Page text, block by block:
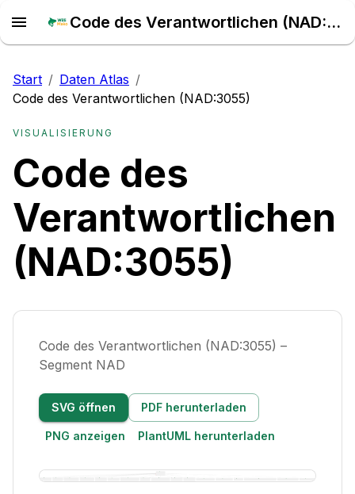
Code des Verantwortlichen (NAD:3055) – Daten Atlas
Start / Daten Atlas /
Code des Verantwortlichen (NAD:3055)
VISUALISIERUNG
Code des
Verantwortlichen
(NAD:3055)
Code des Verantwortlichen (NAD:3055) –
Segment NAD
SVG öffnen PDF herunterladen
PNG anzeigen PlantUML herunterladen